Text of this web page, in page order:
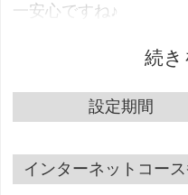
一安心ですね♪
＜キャンセルポリシー
り、プランごとに設定
ーが適用されます。
30日前～当日 変更・
続き
設定期間
インターネットコー